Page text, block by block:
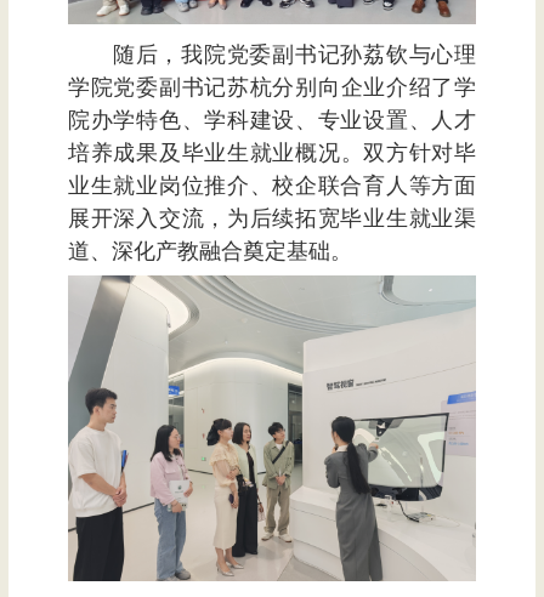
随后，我院党委副书记孙荔钦与心理
学院党委副书记苏杭分别向企业介绍了学
院办学特色、学科建设、专业设置、人才
培养成果及毕业生就业概况。 双方针对毕
业生就业岗位推介、校企联合育人等方面
展开深入交流，为后续拓宽毕业生就业渠
道、深化产教融合奠定基础。